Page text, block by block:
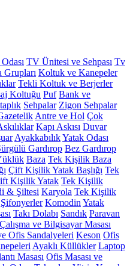
TV Ünitesi ve Sehpası Tv
Grupları Koltuk ve Kanepeler
Tekli Koltuk ve Berjerler
Koltuğu Puf Bank ve
Sehpalar Zigon Sehpalar
Antre ve Hol Çok
Kapı Askısı Duvar
AyakkabılıkYatak Odası
Gardırop Bez Gardırop
Baza Tek Kişilik Baza
Çift Kişilik Yatak Başlığı Tek
Kişilik Yatak Tek Kişilik
& Şiltesi Karyola Tek Kişilik
Şifonyerler Komodin Yatak
Takı Dolabı Sandık Paravan
Çalışma ve Bilgisayar Masası
Ofis Sandalyeleri Keson Ofis
Ayaklı Küllükler Laptop
Masası Ofis Masası ve